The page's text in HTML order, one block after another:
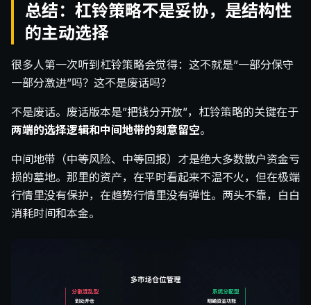
总结：杠铃策略不是妥协，是结构性
的主动选择
很多人第一次听到杠铃策略会觉得：这不就是”一部分保守
一部分激进”吗？这不是废话吗？
不是废话。废话版本是”把钱分开放”，杠铃策略的关键在于
两端的选择逻辑和中间地带的刻意留空。
中间地带（中等风险、中等回报）才是绝大多数散户资金亏
损的墓地。那里的资产，在平时看起来不温不火，但在极端
行情里没有保护，在趋势行情里没有弹性。两头不靠，白白
消耗时间和本金。